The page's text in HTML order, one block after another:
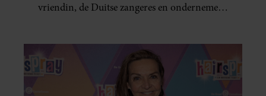
vriendin, de Duitse zangeres en ondernemer
zonovergoten bestemming én vertelt ze hoe
bijzonder de reis voor haar is geweest.